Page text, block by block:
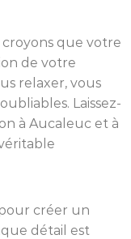
croyons que votre
de votre
relaxer, vous
Laissez-
à Aucaleuc et à
créer un
détail est